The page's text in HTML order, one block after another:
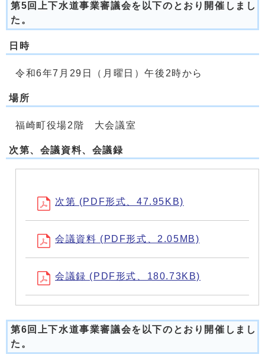
第5回上下水道事業審議会を以下のとおり開催しまし
た。
日時
令和6年7月29日（月曜日）午後2時から
場所
福崎町役場2階 大会議室
次第、会議資料、会議録
次第 (PDF形式、47.95KB)
会議資料 (PDF形式、2.05MB)
会議録 (PDF形式、180.73KB)
第6回上下水道事業審議会を以下のとおり開催しまし
た。